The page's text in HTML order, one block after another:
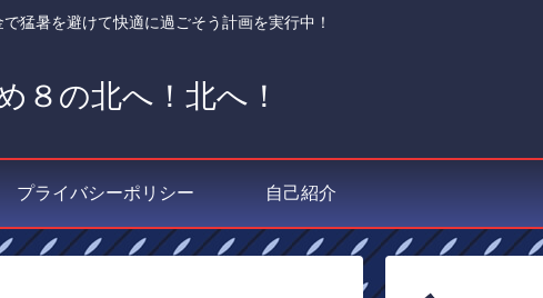
猛暑を避けて快適に過ごそう計画を実行中！
８の北へ！北へ！
プライバシーポリシー 自己紹介